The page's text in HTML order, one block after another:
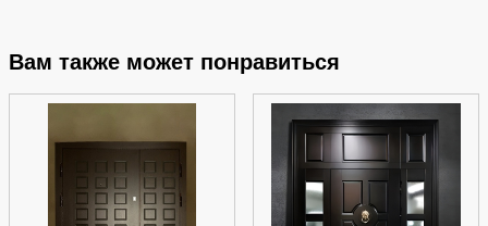
Вам также может понравиться